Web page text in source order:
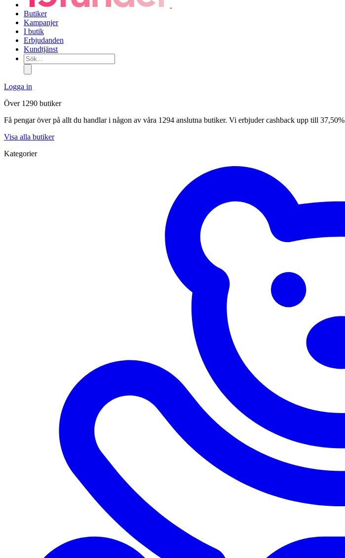
Butiker
Kampanjer
I butik
Erbjudanden
Kundtjänst
Sök...
Logga in
Över 1290 butiker
Få pengar över på allt du handlar i någon av våra 1294 anslutna butiker. Vi erbjuder cashback upp till 37,50%
Visa alla butiker
Kategorier